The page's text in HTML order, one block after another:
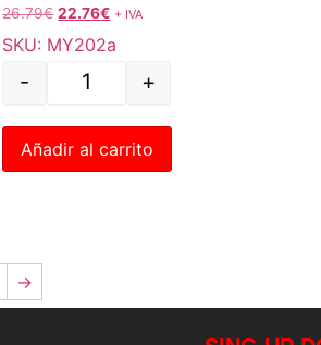
26.79€ 22.76€ + IVA
SKU: MY202a
- +
Añadir al carrito
→